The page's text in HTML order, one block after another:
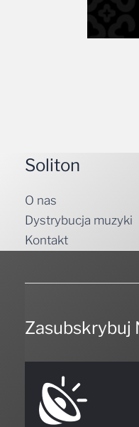
Soliton
O nas
Dystrybucja muzyki
Kontakt
Zasubskrybuj